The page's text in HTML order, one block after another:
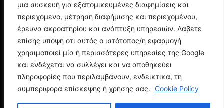
μια συσκευή για εξατομικευμένες διαφημίσεις και
περιεχόμενο, μέτρηση διαφήμισης και περιεχομένου,
έρευνα ακροατηρίου και ανάπτυξη υπηρεσιών. Λάβετε
επίσης υπόψη ότι αυτός ο ιστότοπος/η εφαρμογή
χρησιμοποιεί μία ή περισσότερες υπηρεσίες της Google
και ενδέχεται να συλλέγει και να αποθηκεύει
πληροφορίες που περιλαμβάνουν, ενδεικτικά, τη
συμπεριφορά επίσκεψης ή χρήσης σας. Cookie Policy
POP CULTURE
Corto Maltese: Η ιστορία του θρυλικού ήρωα
του Hugo Pratt
Ποιος είναι ο Doctor Doom; Η ιστορία του
μεγαλύτερου εχθρού των Fantastic Four
Spider-Man: Brand New Day - Όλα όσα πρέπει
να θυμηθείτε πριν τη νέα ταινία